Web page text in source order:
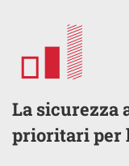
La sicurezza
prioritari per